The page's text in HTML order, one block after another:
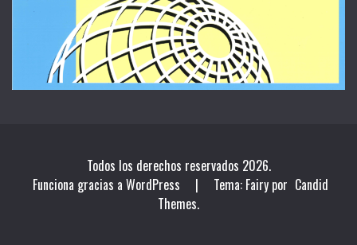
Todos los derechos reservados 2026.
Funciona gracias a WordPress
| Tema: Fairy por Candid
Themes.